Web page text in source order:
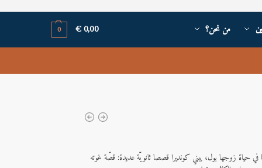
من نحن؟ 0,00
€
0
حياة زوجها بول، يبني كونديرا قصصا ثانويّة عديدة: قصّة غوته